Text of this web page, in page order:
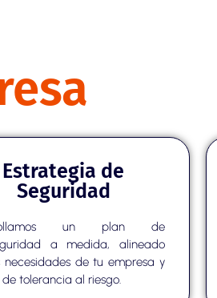
Estrategia de
Seguridad
un plan de
a medida, alineado
necesidades de tu empresa y
de tolerancia al riesgo.